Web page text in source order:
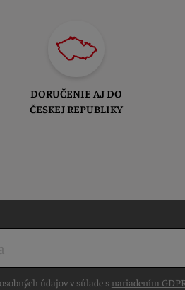
DORUČENIE AJ DO
ČESKEJ REPUBLIKY
údajov v súlade snariadením